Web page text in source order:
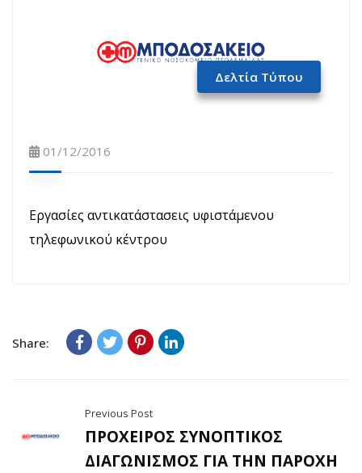
Δελτία Τύπου
01/12/2016
Εργασίες αντικατάστασεις υφιστάμενου
τηλεφωνικού κέντρου
Share:
Previous Post
ΠΡΟΧΕΙΡΟΣ ΣΥΝΟΠΤΙΚΟΣ
ΔΙΑΓΩΝΙΣΜΟΣ ΓΙΑ ΤΗΝ ΠΑΡΟΧΗ